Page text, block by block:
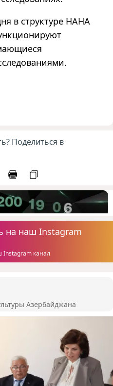
в структуре НАНА
Поделиться в
на наш Instagram
канал
Азербайджана